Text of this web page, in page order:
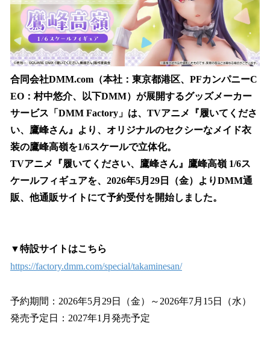
込
み
中
で
す
合同会社DMM.com（本社：東京都港区、PFカンパニーC
EO：村中悠介、以下DMM）が展開するグッズメーカー
サービス「DMM Factory」は、TVアニメ『履いてくださ
い、鷹峰さん』より、オリジナルのセクシーなメイド衣
装の鷹峰高嶺を1/6スケールで立体化。
TVアニメ『履いてください、鷹峰さん』鷹峰高嶺 1/6ス
ケールフィギュアを、2026年5月29日（金）よりDMM通
販、他通販サイトにて予約受付を開始しました。
▼特設サイトはこちら
https://factory.dmm.com/special/takaminesan/
予約期間：2026年5月29日（金）～2026年7月15日（水）
発売予定日：2027年1月発売予定